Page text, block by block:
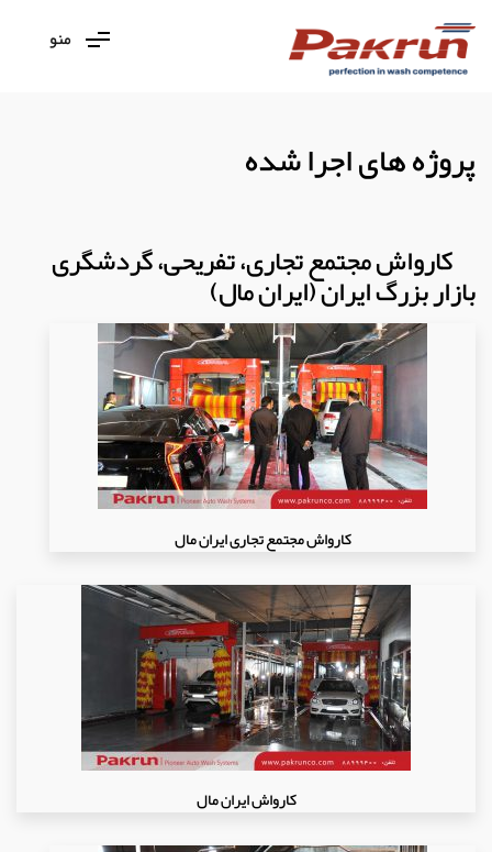
منو
پروژه های اجرا شده
کارواش مجتمع تجاری، تفریحی، گردشگری
بازار بزرگ ایران (ایران مال)
کارواش مجتمع تجاری ایران مال
کارواش ایران مال